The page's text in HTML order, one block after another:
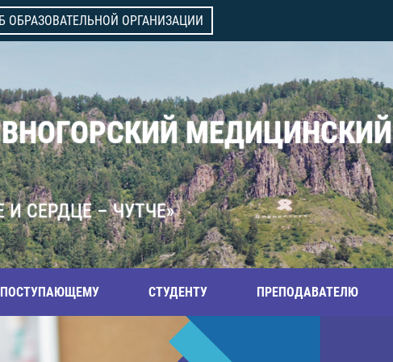
ОБРАЗОВАТЕЛЬНОЙ ОРГАНИЗАЦИИ
МЕДИЦИНСКИЙ
СЕРДЦЕ – ЧУТЧЕ»
ПОСТУПАЮЩЕМУ СТУДЕНТУ ПРЕПОДАВАТЕЛЮ